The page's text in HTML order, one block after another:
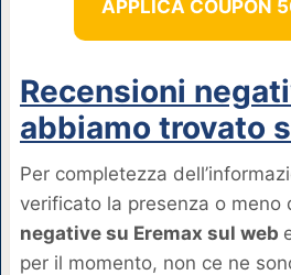
APPLICA COUPON
Recensioni
abbiamo trovato
Per completezza
verificato la presenza o meno
negative su Eremax sul web
per il momento, non ce ne